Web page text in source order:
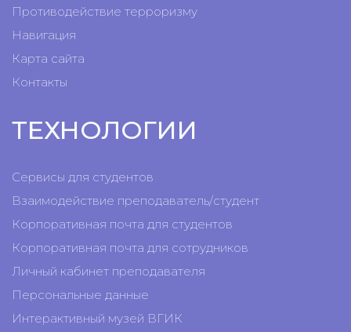
Противодействие терроризму
Навигация
Карта сайта
Контакты
ТЕХНОЛОГИИ
Сервисы для студентов
Взаимодействие преподаватель/студент
Корпоративная почта для студентов
Корпоративная почта для сотрудников
Личный кабинет преподавателя
Персональные данные
Интерактивный музей ВГИК